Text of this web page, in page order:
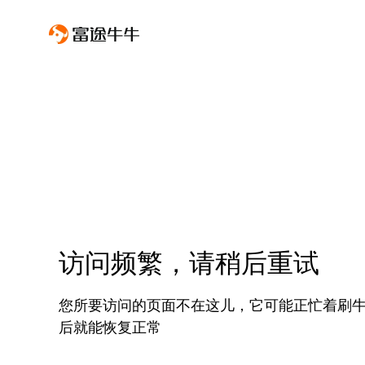
访问频繁，请稍后重试
您所要访问的页面不在这儿，它可能正忙着刷
后就能恢复正常